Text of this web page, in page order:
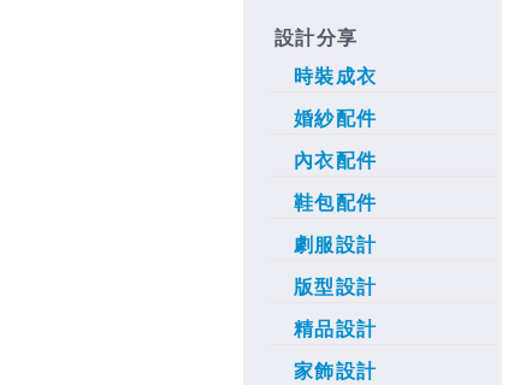
設計分享
時裝成衣
婚紗配件
內衣配件
鞋包配件
劇服設計
版型設計
精品設計
家飾設計